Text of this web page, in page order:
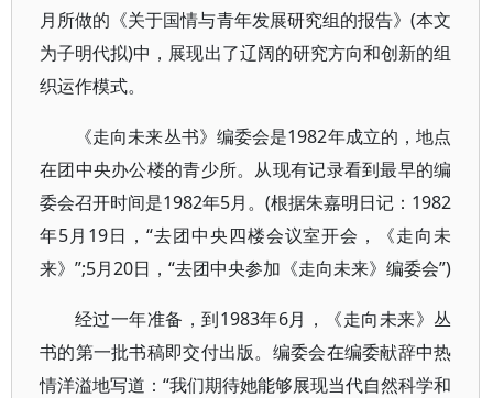
月所做的《关于国情与青年发展研究组的报告》(本文
为子明代拟)中，展现出了辽阔的研究方向和创新的组
织运作模式。
《走向未来丛书》编委会是1982年成立的，地点
在团中央办公楼的青少所。从现有记录看到最早的编
委会召开时间是1982年5月。(根据朱嘉明日记：1982
年5月19日，“去团中央四楼会议室开会，《走向未
来》”;5月20日，“去团中央参加《走向未来》编委会”)
经过一年准备，到1983年6月，《走向未来》丛
书的第一批书稿即交付出版。编委会在编委献辞中热
情洋溢地写道：“我们期待她能够展现当代自然科学和